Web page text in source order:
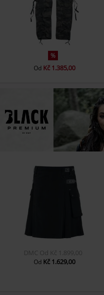
%
Od Kč 1.385,00
DMC Od Kč 1.899,00
Od Kč 1.629,00